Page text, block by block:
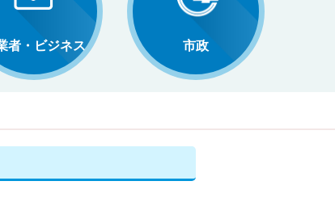
者・ビジネス 市政